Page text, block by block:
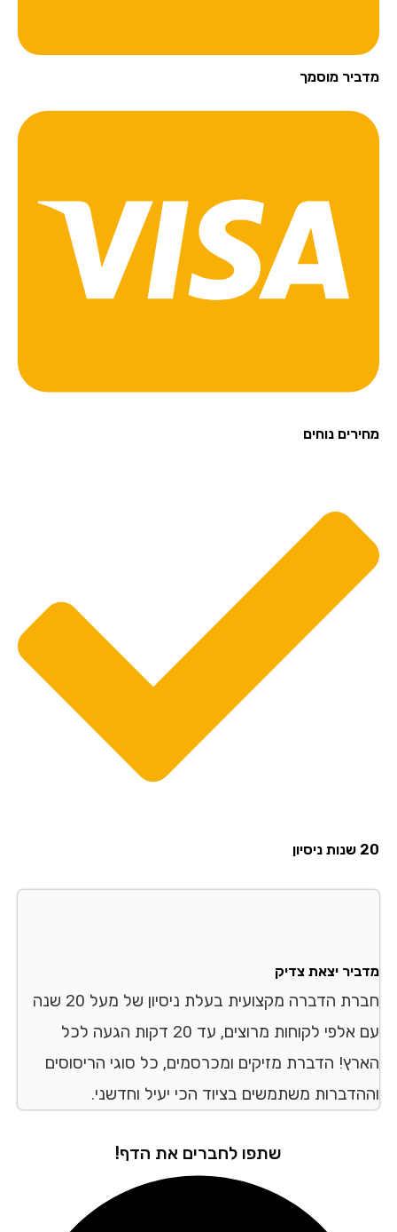
מדביר מוסמך
מחירים נוחים
20 שנות ניסיון
מדביר יצאת צדיק
חברת הדברה מקצועית בעלת ניסיון של מעל 20 שנה
עם אלפי לקוחות מרוצים, עד 20 דקות הגעה לכל
הארץ! הדברת מזיקים ומכרסמים, כל סוגי הריסוסים
וההדברות משתמשים בציוד הכי יעיל וחדשני.
שתפו לחברים את הדף!